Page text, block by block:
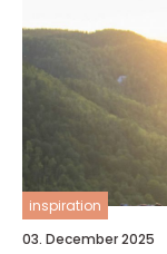
inspiration
03. December 2025